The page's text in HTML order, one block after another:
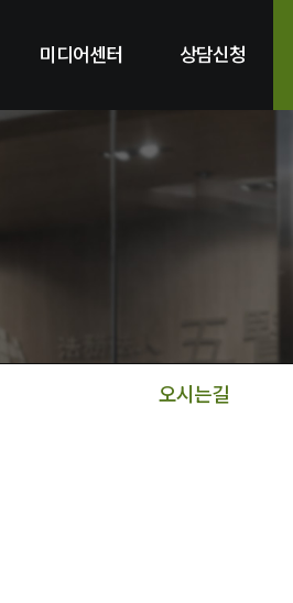
미디어센터 상담신청
오시는길